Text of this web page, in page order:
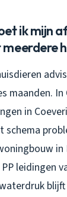
ik mijn
maanden.
in
schema
in
leidingen